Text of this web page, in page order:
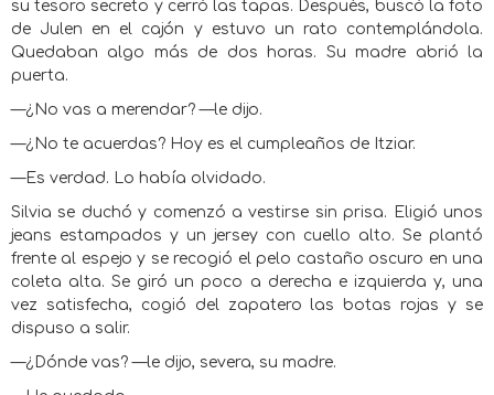
su tesoro secreto y cerró las tapas. Después, buscó la foto
de Julen en el cajón y estuvo un rato contemplándola.
Quedaban algo más de dos horas. Su madre abrió la
puerta.
—¿No vas a merendar? —le dijo.
—¿No te acuerdas? Hoy es el cumpleaños de Itziar.
—Es verdad. Lo había olvidado.
Silvia se duchó y comenzó a vestirse sin prisa. Eligió unos
jeans estampados y un jersey con cuello alto. Se plantó
frente al espejo y se recogió el pelo castaño oscuro en una
coleta alta. Se giró un poco a derecha e izquierda y, una
vez satisfecha, cogió del zapatero las botas rojas y se
dispuso a salir.
—¿Dónde vas? —le dijo, severa, su madre.